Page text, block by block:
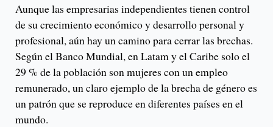
Aunque las empresarias independientes tienen control
de su crecimiento económico y desarrollo personal y
profesional, aún hay un camino para cerrar las brechas.
Según el Banco Mundial, en Latam y el Caribe solo el
29 % de la población son mujeres con un empleo
remunerado, un claro ejemplo de la brecha de género es
un patrón que se reproduce en diferentes países en el
mundo.